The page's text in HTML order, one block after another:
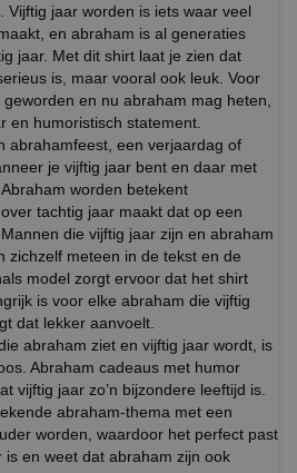
Vijftig jaar worden is iets waar veel
en abraham is al generaties
jaar. Met dit shirt laat je zien dat
is, maar vooral ook leuk. Voor
en nu abraham mag heten,
en humoristisch statement.
abrahamfeest, een verjaardag of
je vijftig jaar bent en daar met
worden betekent
tachtig jaar maakt dat op een
die vijftig jaar zijn en abraham
zichzelf meteen in de tekst en de
model zorgt ervoor dat het shirt
is voor elke abraham die vijftig
dat lekker aanvoelt.
abraham ziet en vijftig jaar wordt, is
Abraham cadeaus met humor
vijftig jaar zo’n bijzondere leeftijd is.
abraham-thema met een
worden, waardoor het perfect past
is en weet dat abraham zijn ook